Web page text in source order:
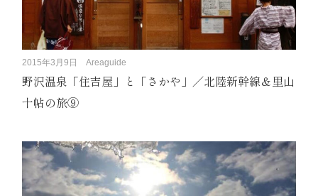
2015年3月9日 Areaguide
野沢温泉「住吉屋」と「さかや」／北陸新幹線＆里山
十帖の旅⑨